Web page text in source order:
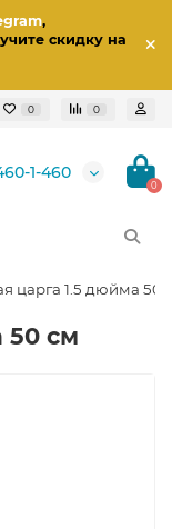
,
скидку на
0 0
1-460
0
царга 1.5 дюйма 50
50 см